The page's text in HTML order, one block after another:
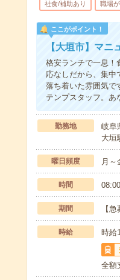
社食/補助あり 職場
ここがポイント！
【大垣市】マニ
格安ランチで一息！
応なしだから、集中
落ち着いた雰囲気で
テンプスタッフ。あ
勤務地
岐阜
大垣
曜日頻度 月～
時間
期間 【
時給 時給
全額